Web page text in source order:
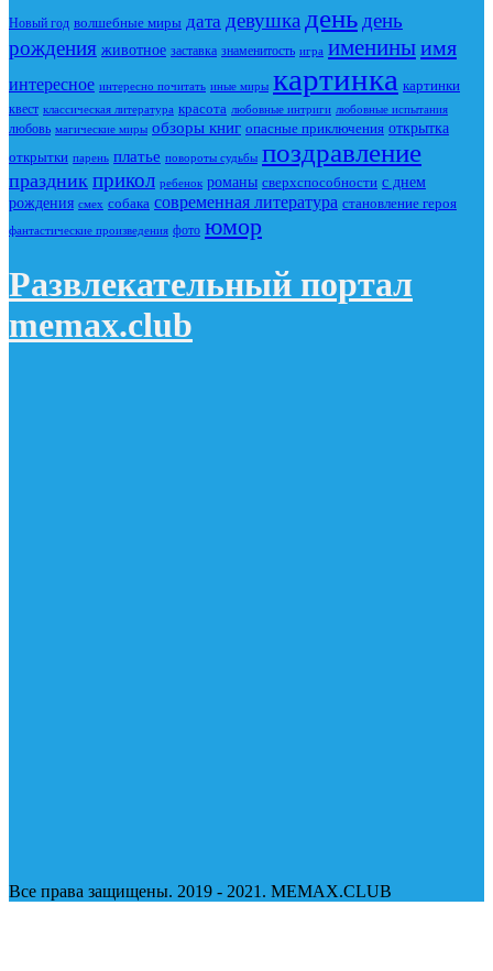
Новый год волшебные миры дата девушка день день
рождения животное заставка знаменитость игра имениныимя
интересное интересно почитать иные миры картинка картинки
квест классическая литература красота любовные интриги любовные испытания
любовь магические миры обзоры книг опасные приключения открытка
открытки парень платье повороты судьбы поздравление
праздник прикол ребенок романы сверхспособности с днем
рождения смех собака современная литература становление героя
фантастические произведения фото юмор
Развлекательный портал
memax.club
Все права защищены. 2019 - 2021. MEMAX.CLUB